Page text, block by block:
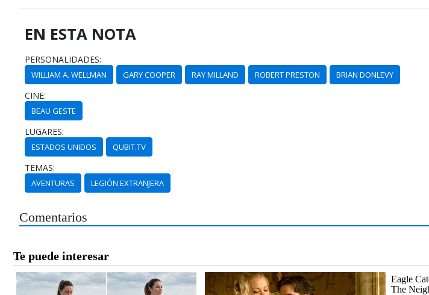
EN ESTA NOTA
PERSONALIDADES:
WILLIAM A. WELLMAN GARY COOPER RAY MILLAND ROBERT PRESTON BRIAN DONLEVY
CINE:
BEAU GESTE
LUGARES:
ESTADOS UNIDOS QUBIT.TV
TEMAS:
AVENTURAS LEGIÓN EXTRANJERA
Comentarios